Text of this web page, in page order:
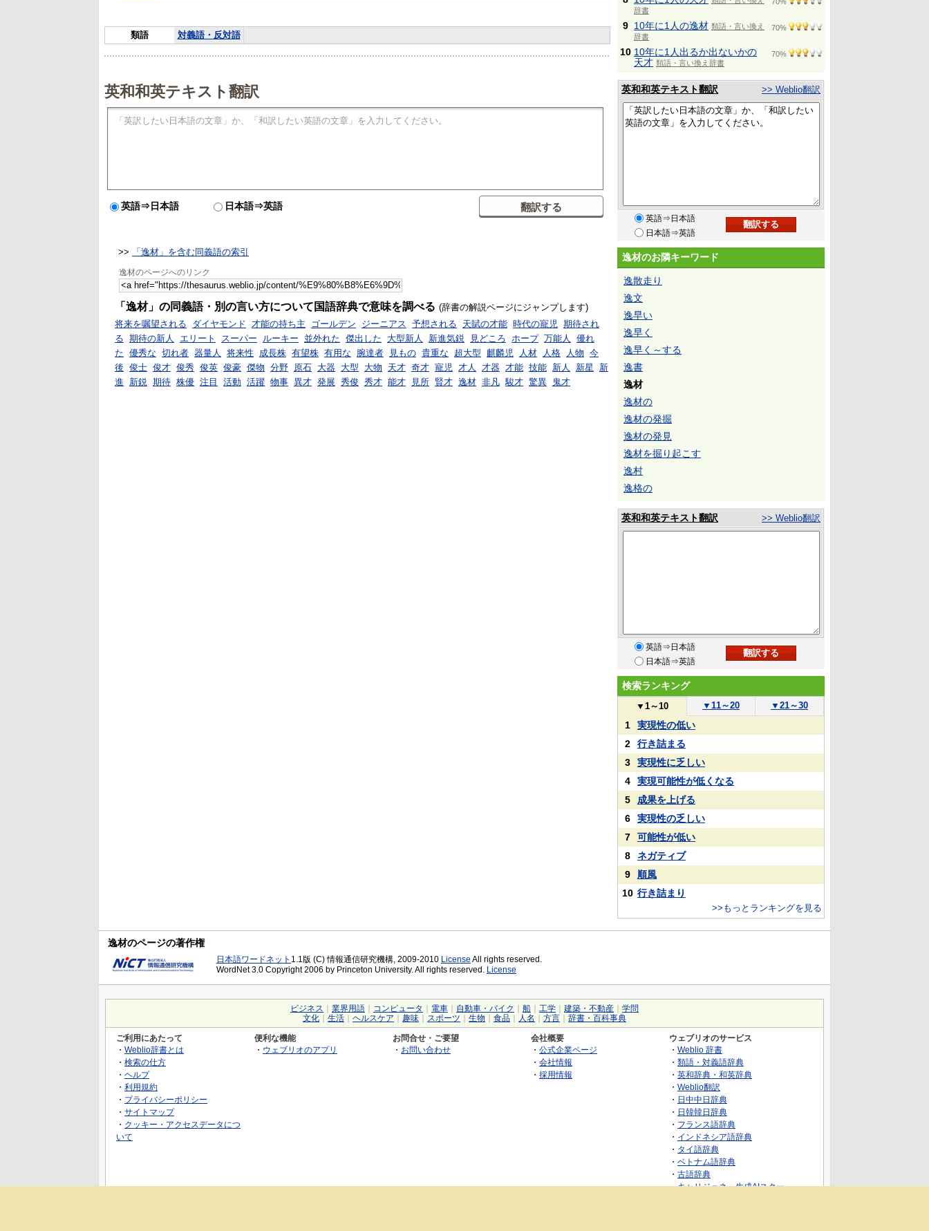
類語 対義語・反対語
英和和英テキスト翻訳
英語⇒日本語 日本語⇒英語
>> 「逸材」を含む同義語の索引
逸材のページへのリンク
「逸材」の同義語・別の言い方について国語辞典で意味を調べる (辞書の解説ページにジャンプします)
将来を嘱望される
ダイヤモンド 才能の持ち主 ゴールデン ジーニアス 予想される 天賦の才能 時代の寵児
期待され
る 期待の新人 エリート スーパー ルーキー 並外れた 傑出した 大型新人 新進気鋭 見どころ ホープ 万能人
優れ
た 優秀な 切れ者 器量人 将来性 成長株 有望株 有用な 腕達者 見もの 貴重な 超大型 麒麟児 人材 人格 人物 今
後 俊士 俊才 俊秀 俊英 俊豪 傑物 分野 原石 大器 大型 大物 天才 奇才 寵児 才人 才器 才能 技能 新人 新星
新
進
新鋭 期待 株優 注目 活動 活躍 物事 異才 発展 秀俊 秀才 能才 見所 賢才 逸材 非凡 駿才 驚異 鬼才
辞書
9 10年に1人の逸材 類語・言い換え
辞書
70%
10 10年に1人出るか出ないかの
天才 類語・言い換え辞書
70%
英和和英テキスト翻訳 >> Weblio翻訳
英語⇒日本語
日本語⇒英語
逸材のお隣キーワード
逸散走り
逸文
逸早い
逸早く
逸早く～する
逸書
逸材
逸材の
逸材の発掘
逸材の発見
逸材を掘り起こす
逸村
逸格の
英和和英テキスト翻訳 >> Weblio翻訳
英語⇒日本語
日本語⇒英語
検索ランキング
▼ 1～10 ▼ 11～20 ▼ 21～30
1
実現性の低い
2
行き詰まる
3
実現性に乏しい
4
実現可能性が低くなる
5
成果を上げる
6
実現性の乏しい
7
可能性が低い
8
ネガティブ
9
順風
10 行き詰まり
>>もっとランキングを見る
逸材のページの著作権
日本語ワードネット 1.1版 (C) 情報通信研究機構, 2009-2010 License All rights reserved.
WordNet 3.0 Copyright 2006 by Princeton University. All rights reserved. License
ビジネス 業界用語 コンピュータ 電車 自動車・バイク 船 工学 建築・不動産
学問
文化
生活 ヘルスケア 趣味 スポーツ 生物 食品 人名 方言 辞書・百科事典
ご利用にあたって
・ Weblio辞書とは
・ 検索の仕方
・ ヘルプ
・ 利用規約
・ プライバシーポリシー
・ サイトマップ
・ クッキー・アクセスデータにつ
いて
便利な機能
・ ウェブリオのアプリ
お問合せ・ご要望
・ お問い合わせ
会社概要
・ 公式企業ページ
・ 会社情報
・ 採用情報
ウェブリオのサービス
・ Weblio 辞書
・ 類語・対義語辞典
・ 英和辞典・和英辞典
・ Weblio翻訳
・ 日中中日辞典
・ 日韓韓日辞典
・ フランス語辞典
・ インドネシア語辞典
・ タイ語辞典
・ ベトナム語辞典
・ 古語辞典
・キャリジェネ～生成AIスクー